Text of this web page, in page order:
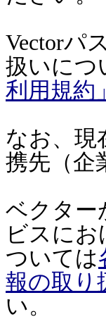
Vectorパ
扱いにつ
利用規約
なお、現
携先（企
ベクター
ビスに
ついては
報の取り
い。